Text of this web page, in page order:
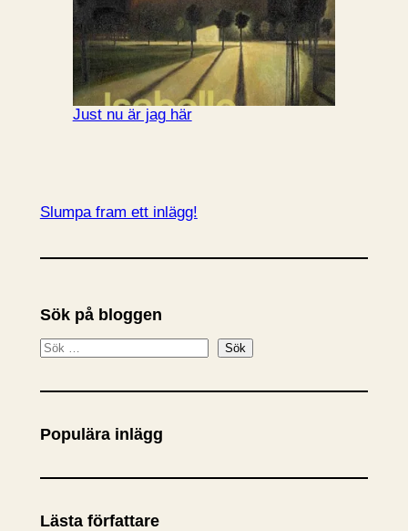
Just nu är jag här
Slumpa fram ett inlägg!
Sök på bloggen
S
k
Sök
Populära inlägg
Lästa författare